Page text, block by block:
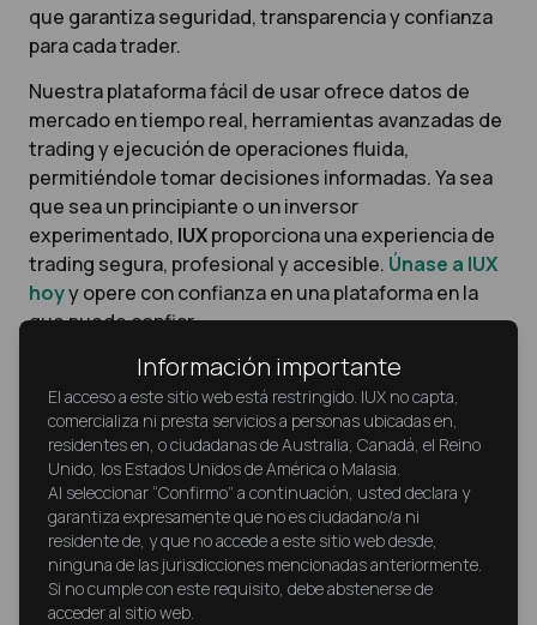
que garantiza seguridad, transparencia y confianza
para cada trader.
Nuestra plataforma fácil de usar ofrece datos de
mercado en tiempo real, herramientas avanzadas de
trading y ejecución de operaciones fluida,
permitiéndole tomar decisiones informadas. Ya sea
que sea un principiante o un inversor
experimentado, IUXproporciona una experiencia de
trading segura, profesional y accesible. Únase a IUX
hoyy opere con confianza en una plataforma en la
que puede confiar.
Términos esenciales de trading
que todo principiante debe
conocer
Información importante
El acceso a este sitio web está restringido. IUX no capta,
comercializa ni presta servicios a personas ubicadas en,
residentes en, o ciudadanas de Australia, Canadá, el Reino
Unido, los Estados Unidos de América o Malasia.
Al seleccionar “Confirmo” a continuación, usted declara y
garantiza expresamente que no es ciudadano/a ni
residente de, y que no accede a este sitio web desde,
ninguna de las jurisdicciones mencionadas anteriormente.
Si no cumple con este requisito, debe abstenerse de
acceder al sitio web.